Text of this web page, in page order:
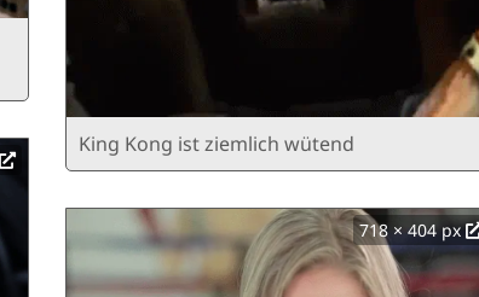
King Kong ist ziemlich wütend
718 × 404 px